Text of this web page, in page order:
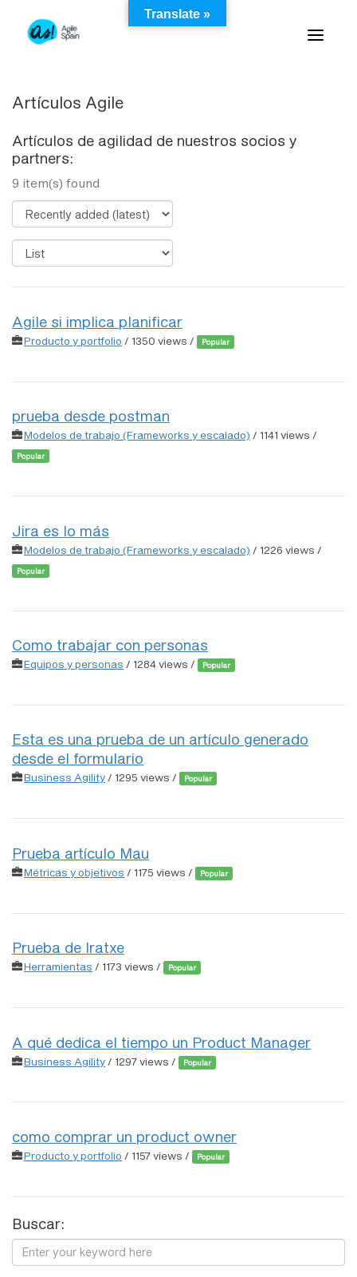
content
Artículos Agile
Artículos de agilidad de nuestros socios y
partners:
9 item(s) found
Agile si implica planificar
Producto y portfolio / 1350 views / Popular
prueba desde postman
Modelos de trabajo (Frameworks y escalado) / 1141 views /
Popular
Jira es lo más
Modelos de trabajo (Frameworks y escalado) / 1226 views /
Popular
Como trabajar con personas
Equipos y personas / 1284 views / Popular
Esta es una prueba de un artículo generado
desde el formulario
Business Agility/ 1295 views / Popular
Prueba artículo Mau
Métricas y objetivos / 1175 views / Popular
Prueba de Iratxe
Herramientas / 1173 views / Popular
A qué dedica el tiempo un Product Manager
Business Agility / 1297 views / Popular
como comprar un product owner
Producto y portfolio / 1157 views / Popular
Buscar:
Translate »